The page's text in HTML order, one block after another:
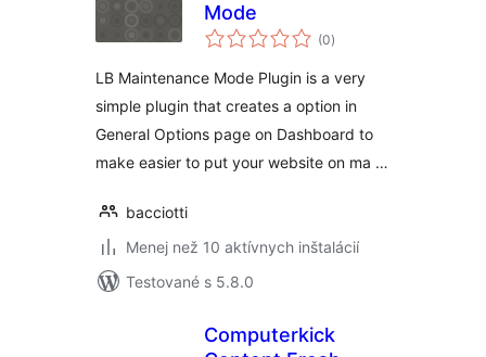
Mode
(0celkové
hodnotenie
)
LB Maintenance Mode Plugin is a very
simple plugin that creates a option in
General Options page on Dashboard to
make easier to put your website on ma …
bacciotti
Menej než 10 aktívnych inštalácií
Testované s 5.8.0
Computerkick